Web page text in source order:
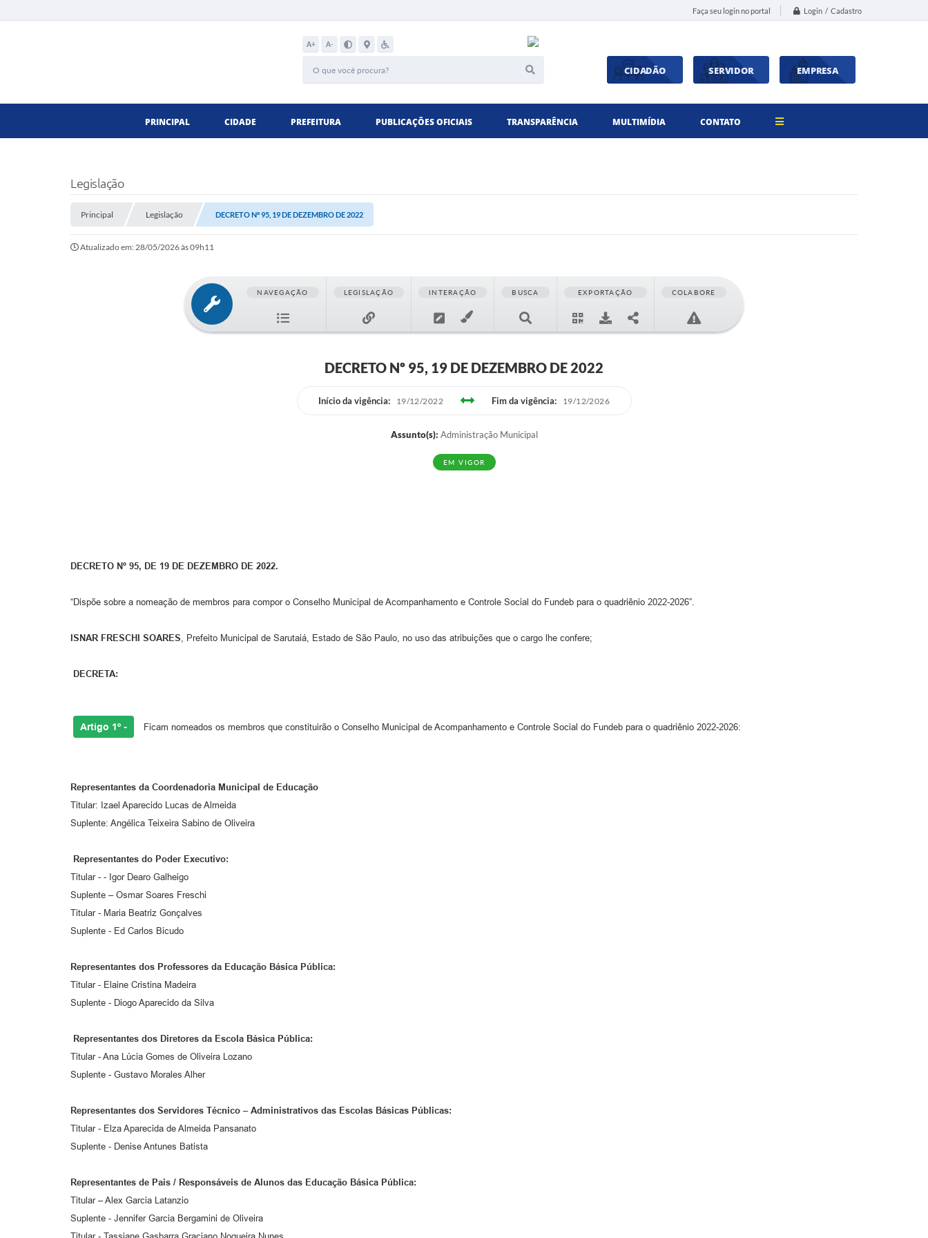
Faça seu login no portal Login / Cadastro
A+ A-
CIDADÃO SERVIDOR EMPRESA
PRINCIPAL CIDADE PREFEITURA PUBLICAÇÕES OFICIAIS TRANSPARÊNCIA MULTIMÍDIA CONTATO
Legislação
Principal Legislação DECRETO Nº 95, 19 DE DEZEMBRO DE 2022
Atualizado em: 28/05/2026 às 09h11
NAVEGAÇÃO LEGISLAÇÃO INTERAÇÃO BUSCA EXPORTAÇÃO COLABORE
DECRETO Nº 95, 19 DE DEZEMBRO DE 2022
Início da vigência: 19/12/2022 Fim da vigência: 19/12/2026
Assunto(s): Administração Municipal
EM VIGOR
DECRETO Nº 95, DE 19 DE DEZEMBRO DE 2022.
“Dispõe sobre a nomeação de membros para compor o Conselho Municipal de Acompanhamento e Controle Social do Fundeb para o quadriênio 2022-2026”.
ISNAR FRESCHI SOARES , Prefeito Municipal de Sarutaiá, Estado de São Paulo, no uso das atribuições que o cargo lhe confere;
DECRETA:
Artigo 1º - Ficam nomeados os membros que constituirão o Conselho Municipal de Acompanhamento e Controle Social do Fundeb para o quadriênio 2022-2026:
Representantes da Coordenadoria Municipal de Educação
Titular: Izael Aparecido Lucas de Almeida
Suplente: Angélica Teixeira Sabino de Oliveira
Representantes do Poder Executivo:
Titular - - Igor Dearo Galheigo
Suplente – Osmar Soares Freschi
Titular - Maria Beatriz Gonçalves
Suplente - Ed Carlos Bicudo
Representantes dos Professores da Educação Básica Pública:
Titular - Elaine Cristina Madeira
Suplente - Diogo Aparecido da Silva
Representantes dos Diretores da Escola Básica Pública:
Titular - Ana Lúcia Gomes de Oliveira Lozano
Suplente - Gustavo Morales Alher
Representantes dos Servidores Técnico – Administrativos das Escolas Básicas Públicas:
Titular - Elza Aparecida de Almeida Pansanato
Suplente - Denise Antunes Batista
Representantes de Pais / Responsáveis de Alunos das Educação Básica Pública:
Titular – Alex Garcia Latanzio
Suplente - Jennifer Garcia Bergamini de Oliveira